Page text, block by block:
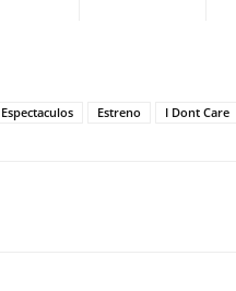
Espectaculos Estreno I Dont Care